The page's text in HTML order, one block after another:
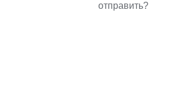
отправить?